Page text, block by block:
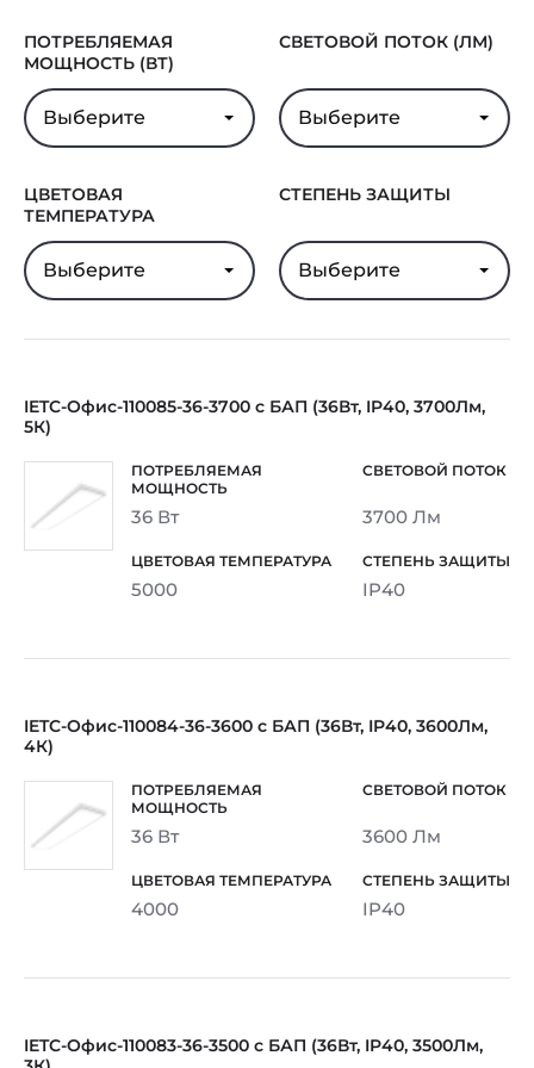
Гарантия 5 лет
ПОТРЕБЛЯЕМАЯ
МОЩНОСТЬ (ВТ)
Выберите
СВЕТОВОЙ ПОТОК (ЛМ)
Выберите
ЦВЕТОВАЯ
ТЕМПЕРАТУРА
Выберите
СТЕПЕНЬ ЗАЩИТЫ
Выберите
IETC-Офис-110085-36-3700 с БАП (36Вт, IP40, 3700Лм,
5К)
36 Вт 3700 Лм
5000 IP40
IETC-Офис-110084-36-3600 с БАП (36Вт, IP40, 3600Лм,
4К)
36 Вт 3600 Лм
4000 IP40
IETC-Офис-110083-36-3500 с БАП (36Вт, IP40, 3500Лм,